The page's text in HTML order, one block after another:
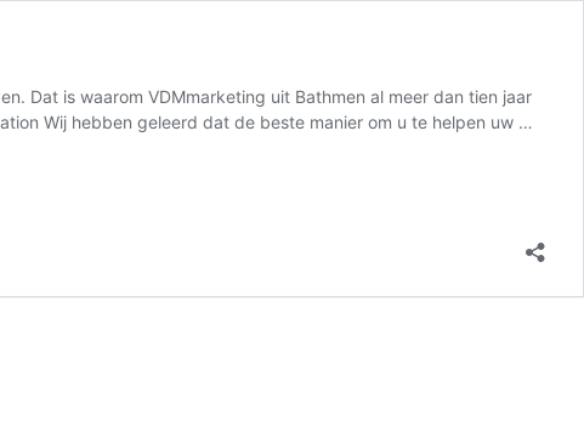
Dat is waarom VDMmarketing uit Bathmen al meer dan tien jaar
Wij hebben geleerd dat de beste manier om u te helpen uw …